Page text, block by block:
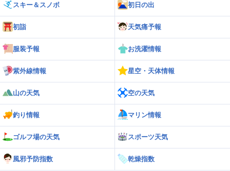
スキー＆スノボ 初日の出
初詣 天気痛予報
服装予報 お洗濯情報
紫外線情報 星空・天体情報
山の天気 空の天気
釣り情報 マリン情報
ゴルフ場の天気 スポーツ天気
風邪予防指数 乾燥指数